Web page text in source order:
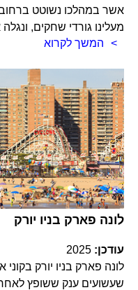
אשר במהלכו נשוטט
מעלינו גורדי שחקים,
המשך לקרוא
לונה פארק בניו יורק
עודכן: 2025
לונה פארק בניו יורק בקוני
שעשועים ענק ששופץ